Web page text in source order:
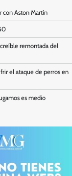
con Aston Martin
remontada del
el ataque de perros en
es medio